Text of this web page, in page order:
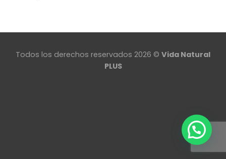
Todos los derechos reservados 2026 © Vida Natural
PLUS